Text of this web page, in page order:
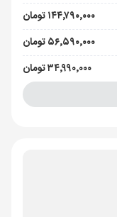
۱۴۴٬۷۹۰٬۰۰۰ تومان
۵۶٬۵۹۰٬۰۰۰ تومان
۳۴٬۹۹۰٬۰۰۰ تومان